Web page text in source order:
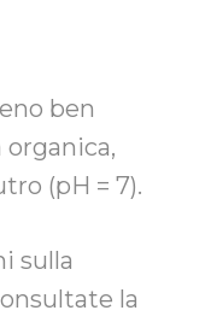
ben
(pH = 7).
sulla
la